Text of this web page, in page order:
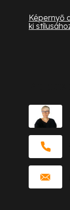
Képernyő
ki